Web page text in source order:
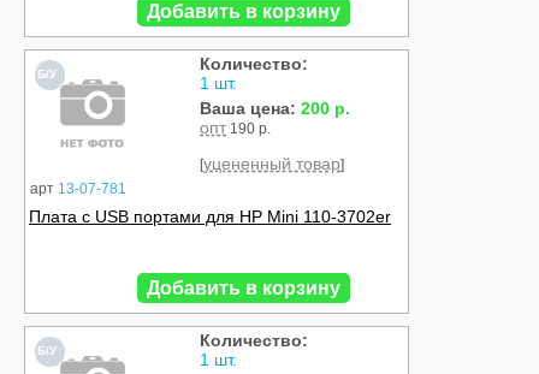
Добавить в корзину
Б/У
арт 13-07-781
Количество:
1 шт.
Ваша цена: 200 р.
опт 190 р.
[уцененный товар]
Плата с USB портами для HP Mini 110-3702er
Добавить в корзину
Б/У
Количество:
1 шт.